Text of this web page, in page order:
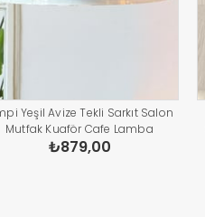
Yeşil Avize Tekli Sarkıt Salon
Mutfak Kuaför Cafe Lamba
Dekoratif Aydınlatma Pastane
₺879,00